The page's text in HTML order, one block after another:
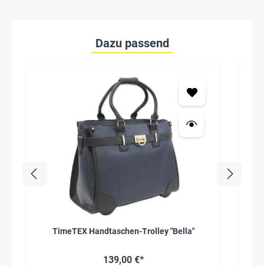
Dazu passend
TimeTEX Handtaschen-Trolley "Bella"
139,00 €*